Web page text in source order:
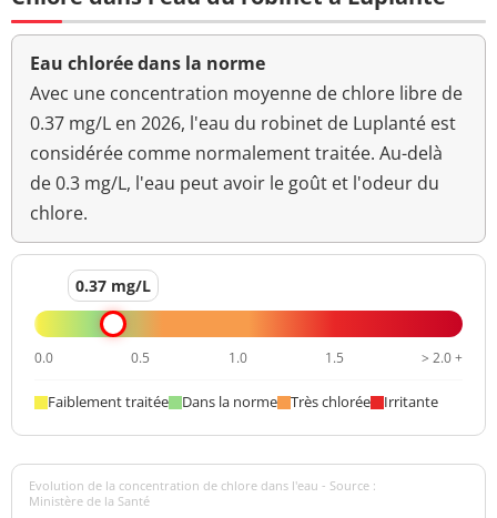
Eau chlorée dans la norme
Avec une concentration moyenne de chlore libre de
0.37 mg/L en 2026, l'eau du robinet de Luplanté est
considérée comme normalement traitée. Au-delà
de 0.3 mg/L, l'eau peut avoir le goût et l'odeur du
chlore.
0.37 mg/L
0.0 0.5 1.0 1.5 > 2.0 +
Faiblement traitée Dans la norme Très chlorée Irritante
Evolution de la concentration de chlore dans l'eau - Source :
Ministère de la Santé